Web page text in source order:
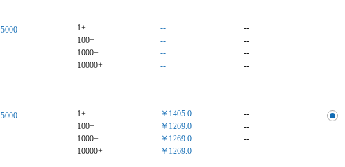
5000
1+
100+
1000+
10000+
--
--
--
--
--
--
--
--
5000
1+
100+
1000+
10000+
￥1405.0
￥1269.0
￥1269.0
￥1269.0
--
--
--
--